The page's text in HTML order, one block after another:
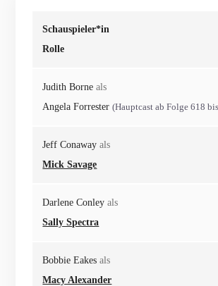
Schauspieler*in
Rolle
Judith Borne als
Angela Forrester (Hauptcast ab Folge 618
Jeff Conaway als
Mick Savage
Darlene Conley als
Sally Spectra
Bobbie Eakes als
Macy Alexander